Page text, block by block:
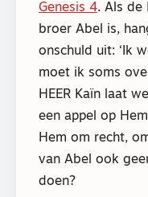
Genesis 4. Als de
broer Abel is,
onschuld uit: ‘Ik
moet ik soms
HEER Kaïn laat
een appel op
Hem om recht,
van Abel ook
doen?